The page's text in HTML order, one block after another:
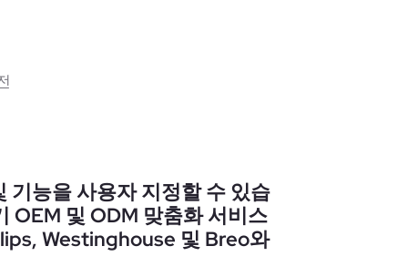
기능을 사용자 지정할 수 있습
OEM 및 ODM 맞춤화 서비스
Westinghouse 및 Breo와